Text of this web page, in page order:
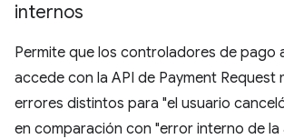
internos
Permite que los controladores de pago
accede con la API de Payment Request
errores distintos para "el usuario
en comparación con "error interno de